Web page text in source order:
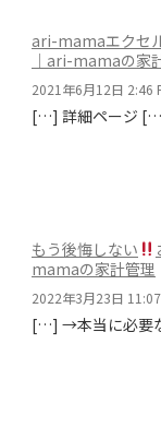
ari-mamaエクセ
｜ari-mamaの家
2021年6月12日 2:46
[…] 詳細ページ
もう後悔しない
mamaの家計管理
2022年3月23日 11:07
[…] →本当に必要